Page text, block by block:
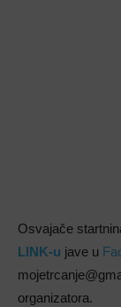
Osvajače
LINK-u jave u
organizatora.